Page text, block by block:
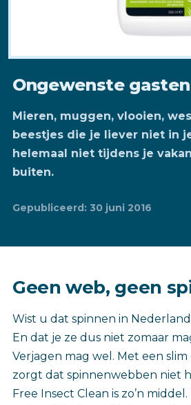
Ongewenste
Mieren, muggen, vlooien,
beestjes die je liever niet in
helemaal niet tijdens je
buiten.
Gepubliceerd: 30 juni 2016
Geen web, geen
Wist u dat spinnen in
En dat je ze dus niet zomaar
Verjagen mag wel. Met een
zorgt dat spinnenwebben niet
Free Insect Clean is zo’n